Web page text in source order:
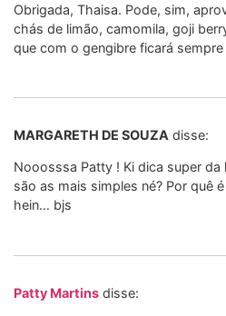
Obrigada, Thaisa. Pode, sim,
chás de limão, camomila, goji
que com o gengibre ficará sempre
MARGARETH DE SOUZA disse:
Nooosssa Patty ! Ki dica super
são as mais simples né? Por quê
hein… bjs
Patty Martins disse: